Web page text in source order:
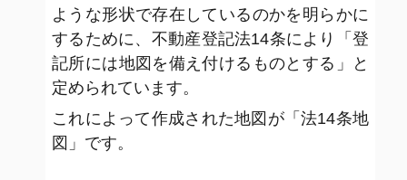
ような形状で存在しているのかを明らかに
するために、不動産登記法14条により「登
記所には地図を備え付けるものとする」と
定められています。
これによって作成された地図が「法14条地
図」です。